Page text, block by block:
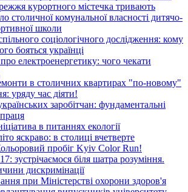
курортного містечка тривають
столичної комунальної власності дитячо-
школи
соціологічного дослідження: кому
бояться українці
електроенергетику: чого чекати
в столичних квартирах "по-новому"
уряду час діяти!
заробітчан: фундаментальні
в питаннях екології
яскраво: в столиці вчетверте
пробіг Kyiv Color Run!
зустрічаємося біля шатра розуміння.
дискримінації
при Міністерстві охорони здоров'я